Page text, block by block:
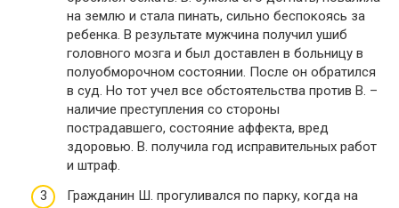
на землю и стала пинать, сильно беспокоясь за
ребенка. В результате мужчина получил ушиб
головного мозга и был доставлен в больницу в
полуобморочном состоянии. После он обратился
в суд. Но тот учел все обстоятельства против В. –
наличие преступления со стороны
пострадавшего, состояние аффекта, вред
здоровью. В. получила год исправительных работ
и штраф.
Гражданин Ш. прогуливался по парку, когда на